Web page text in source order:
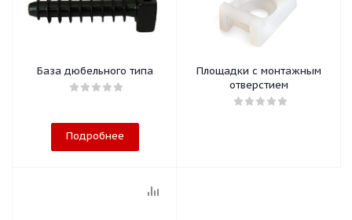
База дюбельного типа
Подробнее
Площадки с монтажным
отверстием